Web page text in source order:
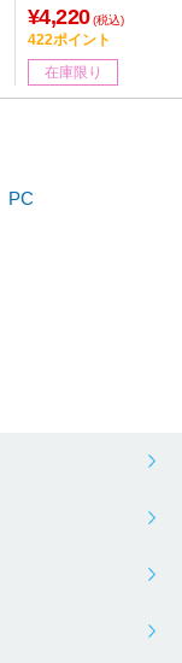
¥4,220 (税込)
422ポイント
在庫限り
PC